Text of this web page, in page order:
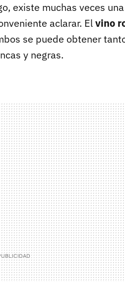
existe muchas veces
aclarar. Elvino
se puede obtener
y negras.